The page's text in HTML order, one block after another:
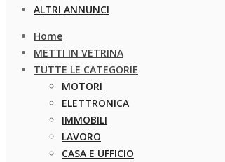
ALTRI ANNUNCI
Home
METTI IN VETRINA
TUTTE LE CATEGORIE
MOTORI
ELETTRONICA
IMMOBILI
LAVORO
CASA E UFFICIO